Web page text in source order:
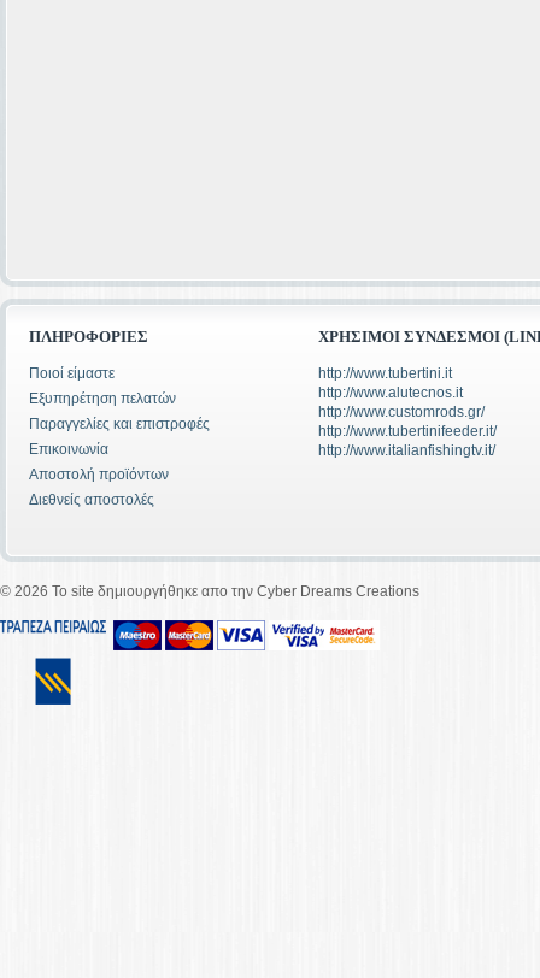
ΠΛΗΡΟΦΟΡΊΕΣ
Ποιοί είμαστε
Εξυπηρέτηση πελατών
Παραγγελίες και επιστροφές
Επικοινωνία
Αποστολή προϊόντων
Διεθνείς αποστολές
ΧΡΉΣΙΜΟΙ ΣΎΝΔΕΣΜΟΙ
http://www.tubertini.it
http://www.alutecnos.it
http://www.customrods.gr/
http://www.tubertinifeeder.it/
http://www.italianfishingtv.it/
© 2026 To site δημιουργήθηκε απο την Cyber Dreams Creations